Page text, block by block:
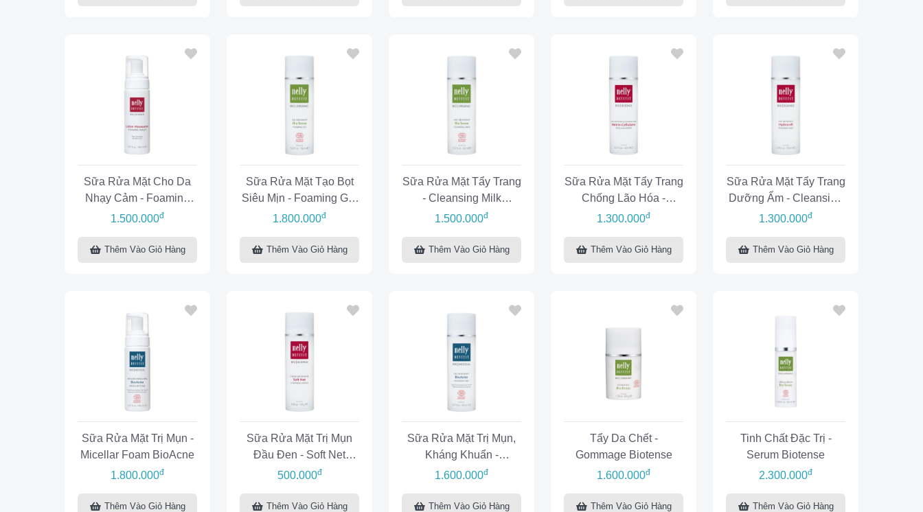
Sữa Rửa Mặt Cho Da
Nhạy Cảm - Foaming
Wash Sensitive Skin
1.500.000đ
Thêm Vào Giỏ Hàng
Sữa Rửa Mặt Tạo Bọt
Siêu Mịn - Foaming Gel
Biotense
1.800.000đ
Thêm Vào Giỏ Hàng
Sữa Rửa Mặt Tẩy Trang
- Cleansing Milk
BioTense
1.500.000đ
Thêm Vào Giỏ Hàng
Sữa Rửa Mặt Tẩy Trang
Chống Lão Hóa -
Cleansing Milk Cellular
1.300.000đ
Thêm Vào Giỏ Hàng
Sữa Rửa Mặt Tẩy Trang
Dưỡng Ẩm - Cleansing
Milk Hydrocell
1.300.000đ
Thêm Vào Giỏ Hàng
Sữa Rửa Mặt Trị Mụn -
Micellar Foam BioAcne
1.800.000đ
Thêm Vào Giỏ Hàng
Sữa Rửa Mặt Trị Mụn
Đầu Đen - Soft Net
Cleansing Cream
500.000đ
Thêm Vào Giỏ Hàng
Sữa Rửa Mặt Trị Mụn,
Kháng Khuẩn -
Cleansing Gel BioAcne
1.600.000đ
Thêm Vào Giỏ Hàng
Tẩy Da Chết -
Gommage Biotense
1.600.000đ
Thêm Vào Giỏ Hàng
Tinh Chất Đặc Trị -
Serum Biotense
2.300.000đ
Thêm Vào Giỏ Hàng